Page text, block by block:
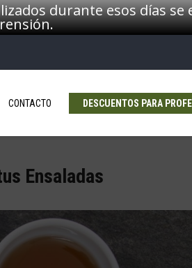
durante esos días
CONTACTO DESCUENTOS PARA
Ensaladas